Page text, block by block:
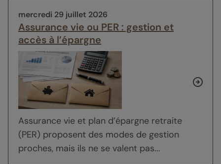
mercredi 29 juillet 2026
Assurance vie ou PER : gestion et
accès à l’épargne
Assurance vie et plan d’épargne retraite
(PER) proposent des modes de gestion
proches, mais ils ne se valent pas...